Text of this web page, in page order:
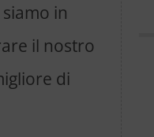
in
il nostro
di